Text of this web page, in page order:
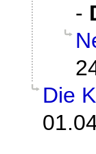
-
Die